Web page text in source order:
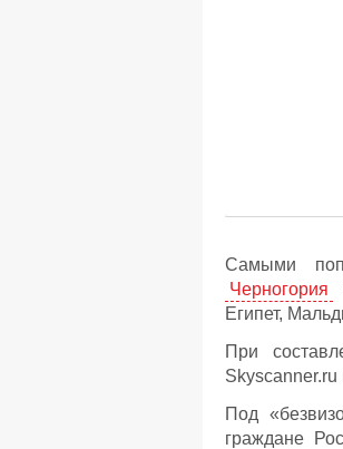
Самыми
Черногория
Египет,
При
Skyscanner.ru
Под
граждане